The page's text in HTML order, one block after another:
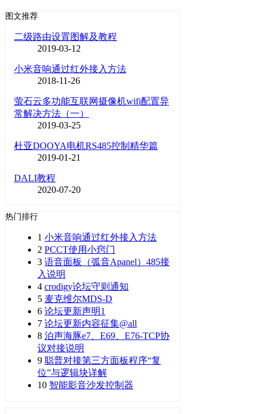
图文推荐
二级路由设置图解及教程
2019-03-12
小米音响通过红外接入方法
2018-11-26
萤石云多功能互联网摄像机wifi配置异
常解决方法（一）
2019-03-25
杜亚DOOYA电机RS485控制精华篇
2019-01-21
DALI教程
2020-07-20
热门排行
1 小米音响通过红外接入方法
2 PCCT使用小窍门
3 语音面板（弧音Apanel）485接
入说明
4 crodigy论坛守则通知
5 麦克维尔MDS-D
6 论坛更新声明1
7 论坛更新内容征集@all
8 泊声海豚e7、E69、E76-TCP协
议对接说明
9 聪普对接第三方面板程序“复
位”与逻辑块详解
10 智能影音沙发控制器